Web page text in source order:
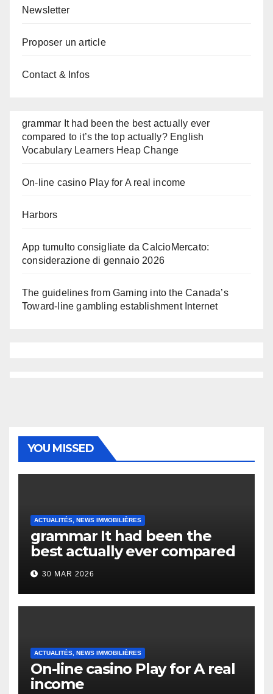
Newsletter
Proposer un article
Contact & Infos
grammar It had been the best actually ever
compared to it’s the top actually? English
Vocabulary Learners Heap Change
On-line casino Play for A real income
Harbors
App tumulto consigliate da CalcioMercato:
considerazione di gennaio 2026
The guidelines from Gaming into the Canada’s
Toward-line gambling establishment Internet
YOU MISSED
ACTUALITÉS, NEWS IMMOBILIÈRES
grammar It had been the
best actually ever compared
to it’s the top actually?
English Vocabulary Learners
Heap Change
30 MAR 2026
ACTUALITÉS, NEWS IMMOBILIÈRES
On-line casino Play for A real
income